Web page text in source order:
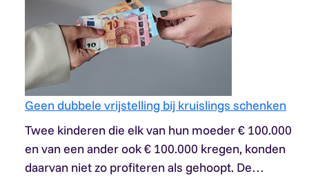
Geen dubbele vrijstelling bij kruislings schenken
Twee kinderen die elk van hun moeder € 100.000
en van een ander ook € 100.000 kregen, konden
daarvan niet zo profiteren als gehoopt. De…